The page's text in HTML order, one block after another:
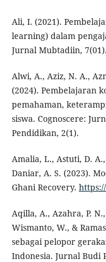
Ali, I. (2021).
learning) dalam
Jurnal Mubtadiin, 7(01).
Alwi, A., Aziz, N. A.,
(2024). Pembelajaran
pemahaman,
siswa. Cognoscere:
Pendidikan, 2(1).
Amalia, L., Astuti, D.
Daniar, A. S. (2023).
Ghani Recovery.
Aqilla, A., Azahra, P.
Wismanto, W., &
sebagai pelopor
Indonesia. Jurnal Budi